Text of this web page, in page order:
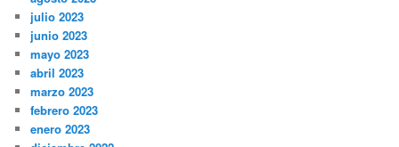
julio 2023
junio 2023
mayo 2023
abril 2023
marzo 2023
febrero 2023
enero 2023